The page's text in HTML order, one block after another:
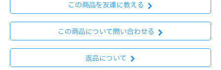
この商品を友達に教える
この商品について問い合わせる
返品について